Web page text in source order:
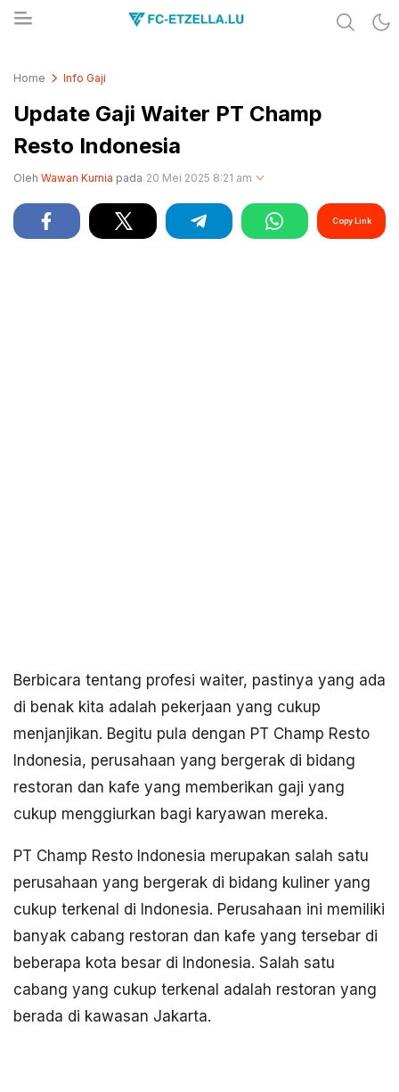
Home Info Gaji
Update Gaji Waiter PT Champ
Resto Indonesia
Oleh Wawan Kurnia pada 20 Mei 2025 8:21 am
Copy Link
Berbicara tentang profesi waiter, pastinya yang ada
di benak kita adalah pekerjaan yang cukup
menjanjikan. Begitu pula dengan PT Champ Resto
Indonesia, perusahaan yang bergerak di bidang
restoran dan kafe yang memberikan gaji yang
cukup menggiurkan bagi karyawan mereka.
PT Champ Resto Indonesia merupakan salah satu
perusahaan yang bergerak di bidang kuliner yang
cukup terkenal di Indonesia. Perusahaan ini memiliki
banyak cabang restoran dan kafe yang tersebar di
beberapa kota besar di Indonesia. Salah satu
cabang yang cukup terkenal adalah restoran yang
berada di kawasan Jakarta.